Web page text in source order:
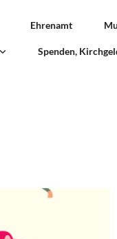
Ehrenamt
Spenden,